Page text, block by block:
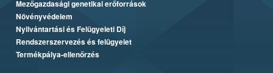
Mezőgazdasági genetikai erőforrások
Növényvédelem
Nyilvántartási és Felügyeleti Díj
Rendszerszervezés és felügyelet
Termékpálya-ellenőrzés